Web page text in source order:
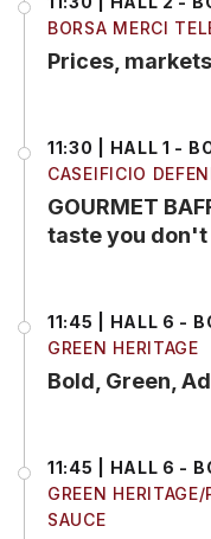
BORSA MERCI
Prices,
11:30 | HALL 1 -
CASEIFICIO
GOURMET
taste you
11:45 | HALL 6 -
GREEN HERITAGE
Bold, Green,
11:45 | HALL 6 -
GREEN
SAUCE